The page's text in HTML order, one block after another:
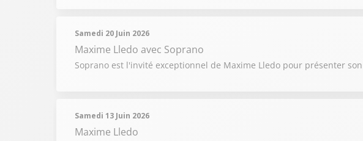
Samedi 20 Juin 2026
Maxime Lledo avec Soprano
Soprano est l'invité exceptionnel de Maxime Lledo pour présenter
Samedi 13 Juin 2026
Maxime Lledo